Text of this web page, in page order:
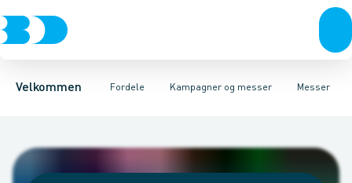
Velkommen Fordele
ProdukterTest og input KontaktBD+Tilgiftskampagne
Kampagner og messer
Produkter i fokus24-7BD appBæredygtighedLeveringBD.dk
Messer
SpilMånedens TilbudPrisbasker